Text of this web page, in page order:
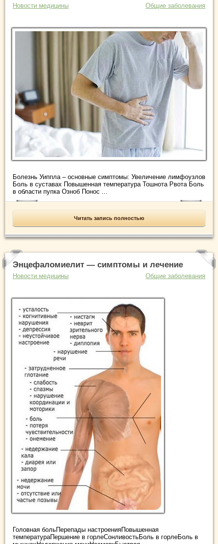
Новости медицины Общие заболевания
Болезнь Уиппла – основные симптомы: Увеличение лимфоузлов
Боль в суставах Повышенная температура Тошнота Рвота Боль
в области пупка Озноб Понос ...
Читать запись полностью
Энцефаломиелит — симптомы и лечение
Новости медицины Общие заболевания
Головная больПерепады настроенияПовышенная
температураПершение в горлеСонливостьБоль в горлеБоль в